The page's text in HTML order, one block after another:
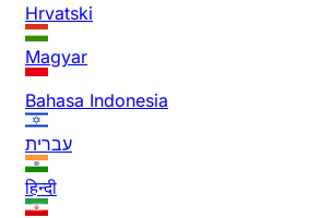
Hrvatski
Magyar
Bahasa Indonesia
עברית
हिन्दी